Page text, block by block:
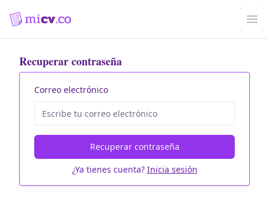
Recuperarcontraseña
Correo electrónico
Recuperarcontraseña
¿Ya tienes cuenta? Inicia sesión